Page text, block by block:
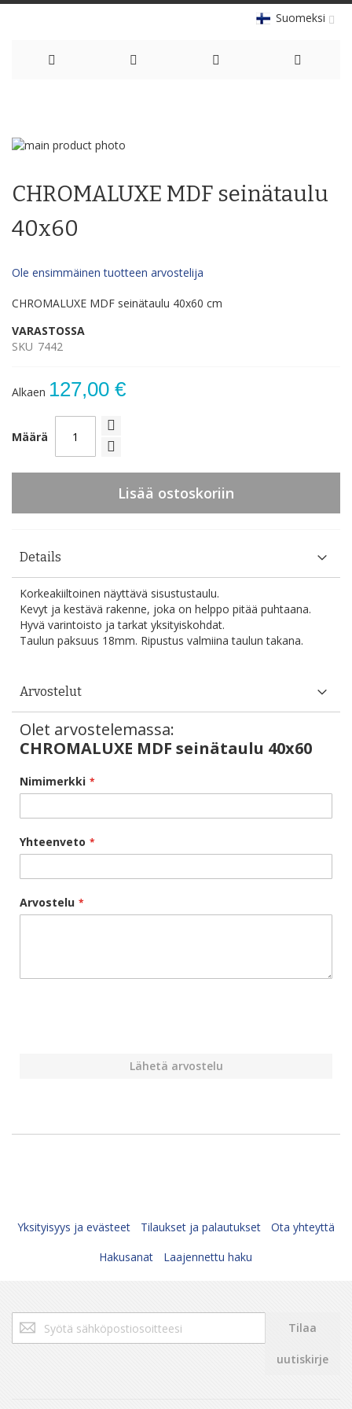
Suomeksi
Content
Skip
end
the
images
the
of
the
gallery
CHROMALUXE MDF seinätaulu
40x60
Ole ensimmäinen tuotteen arvostelija
CHROMALUXE MDF seinätaulu 40x60 cm
VARASTOSSA
SKU 7442
Alkaen 127,00 €
Määrä
Lisää ostoskoriin
Details
Korkeakiiltoinen näyttävä sisustustaulu.
Kevyt ja kestävä rakenne, joka on helppo pitää puhtaana.
Hyvä varintoisto ja tarkat yksityiskohdat.
Taulun paksuus 18mm. Ripustus valmiina taulun takana.
Arvostelut
Olet arvostelemassa:
CHROMALUXE MDF seinätaulu 40x60
Nimimerkki
Yhteenveto
Arvostelu
Lähetä arvostelu
Yksityisyys ja evästeet Tilaukset ja palautukset
Ota yhteyttä
Hakusanat
Laajennettu haku
Tilaa
uutiskirjeemme:
Tilaa
uutiskirje